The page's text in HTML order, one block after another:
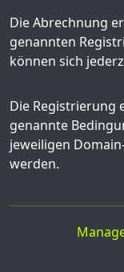
Die Abrechnung
genannten
können sich
Die Registrierung
genannte
jeweiligen
werden.